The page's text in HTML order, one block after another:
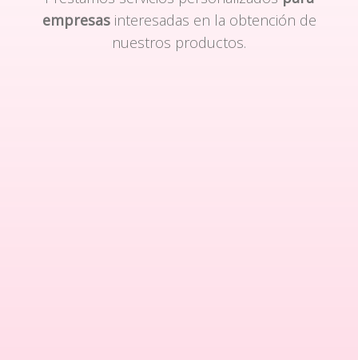
empresasinteresadas en la obtención de
nuestros productos.